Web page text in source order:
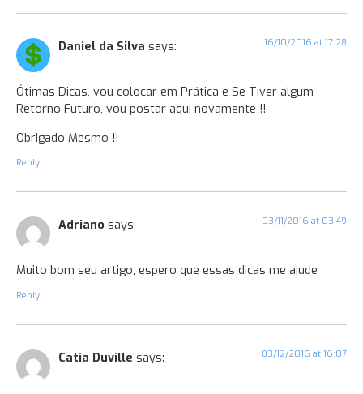
Daniel da Silva says: 16/10/2016 at 17:28
Ótimas Dicas, vou colocar em Prática e Se Tiver algum
Retorno Futuro, vou postar aqui novamente !!
Obrigado Mesmo !!
Reply
Adriano says: 03/11/2016 at 03:49
Muito bom seu artigo, espero que essas dicas me ajude
Reply
Catia Duville says: 03/12/2016 at 16:07